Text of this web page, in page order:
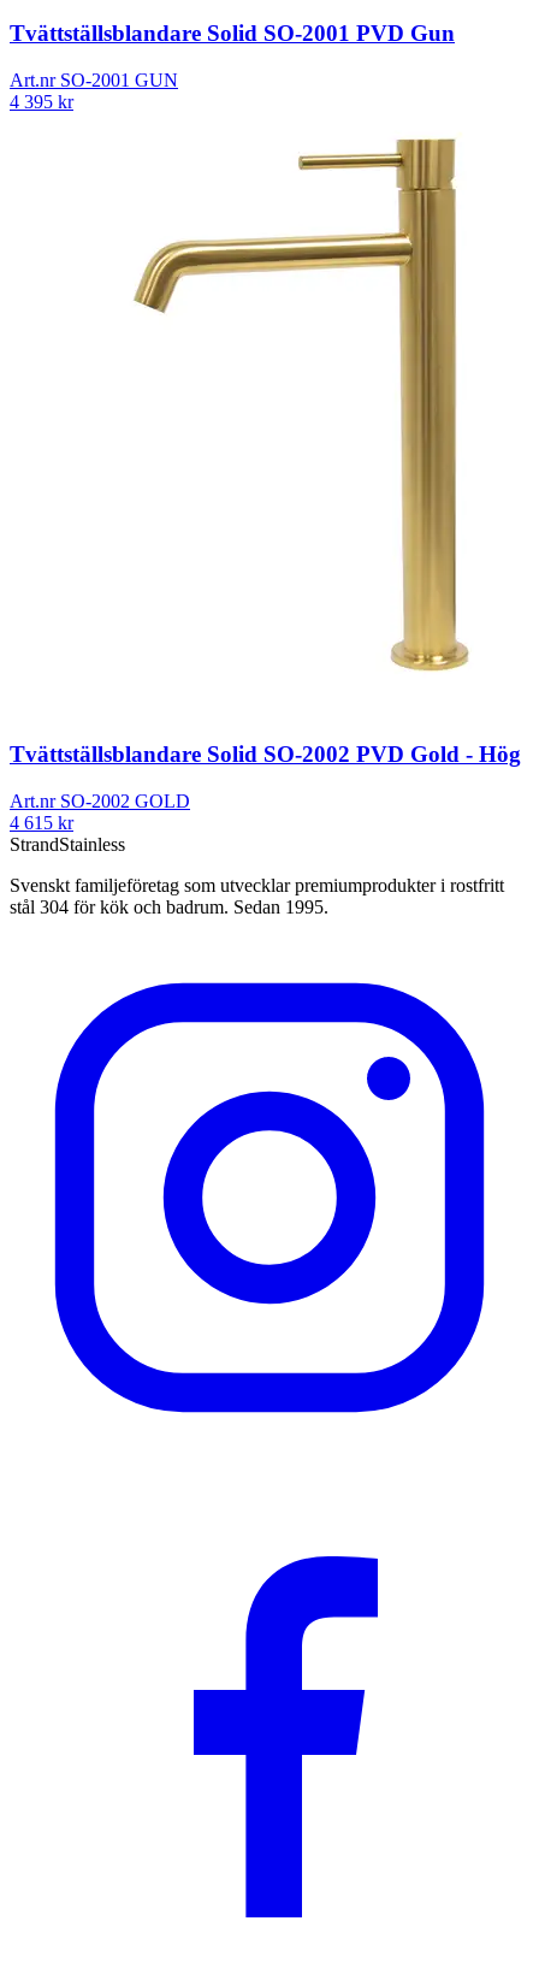
Tvättställsblandare Solid SO-2001 PVD Gun
Art.nr SO-2001 GUN
4 395 kr
Tvättställsblandare Solid SO-2002 PVD Gold - Hög
Art.nr SO-2002 GOLD
4 615 kr
StrandStainless
Svenskt familjeföretag som utvecklar premiumprodukter i rostfritt
stål 304 för kök och badrum. Sedan 1995.